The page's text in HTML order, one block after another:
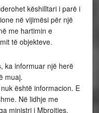
këshilltari i parë i
në vijimësi për një
me hartimin e
të objekteve.
ka informuar një herë
muaj.
është informacion. E
Në lidhje me
ministri i Mbrojtjes.